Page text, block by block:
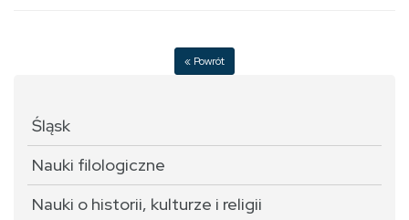
« Powrót
Śląsk
Nauki filologiczne
Nauki o historii, kulturze i religii